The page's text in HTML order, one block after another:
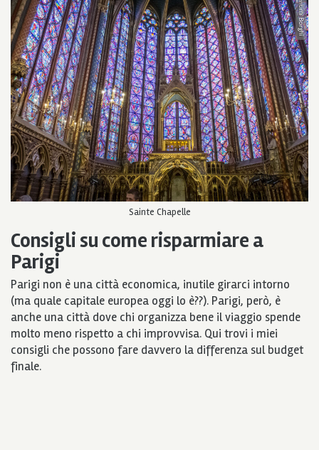
Sainte Chapelle
Consigli su come risparmiare a
Parigi
Parigi non è una città economica, inutile girarci intorno
(ma quale capitale europea oggi lo è??). Parigi, però, è
anche una città dove chi organizza bene il viaggio spende
molto meno rispetto a chi improvvisa. Qui trovi i miei
consigli che possono fare davvero la differenza sul budget
finale.